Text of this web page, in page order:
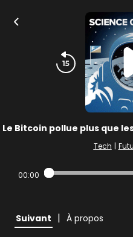
Le Bitcoin pollue plus que
Tech |
00:00
Suivant | À propos